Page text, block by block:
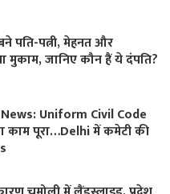
पति-पत्नी, मेहनत और
मुकाम, जानिए कौन हैं ये दंपति?
Uniform Civil Code
पूरा…Delhi में कमेटी की